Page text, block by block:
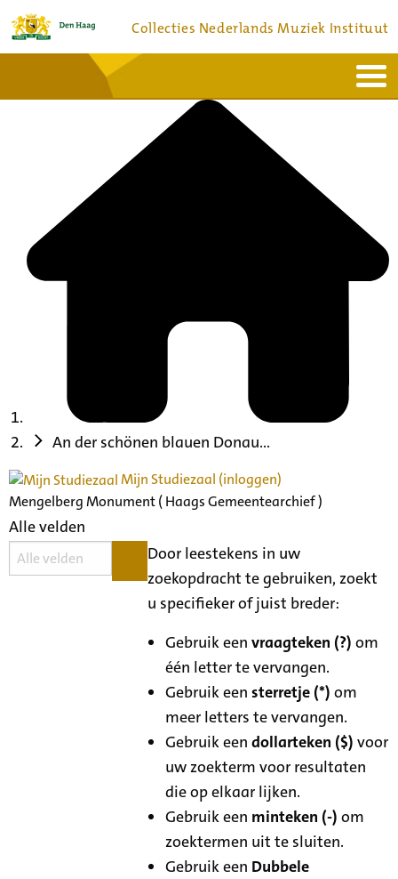
Collecties Nederlands Muziek Instituut
Bronnen en collecties
An der schönen blauen Donau...
Mijn Studiezaal (inloggen)
Mengelberg Monument ( Haags Gemeentearchief )
Alle velden
Door leestekens in uw
zoekopdracht te gebruiken, zoekt
u specifieker of juist breder:
Gebruik eenvraagteken (?) om
één letter te vervangen.
Gebruik eensterretje (*) om
meer letters te vervangen.
Gebruik eendollarteken ($) voor
uw zoekterm voor resultaten
die op elkaar lijken.
Gebruik een minteken (-) om
zoektermen uit te sluiten.
Gebruik een Dubbele